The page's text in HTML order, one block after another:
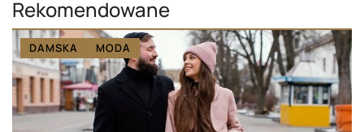
Rekomendowane
DAMSKA MODA